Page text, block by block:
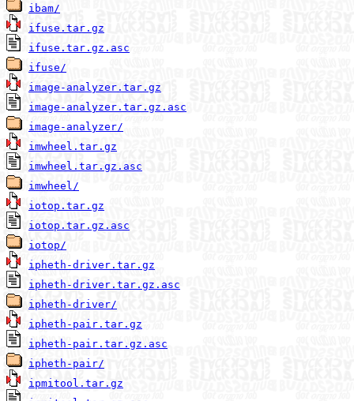
ibam/
ifuse.tar.gz
ifuse.tar.gz.asc
ifuse/
image-analyzer.tar.gz
image-analyzer.tar.gz.asc
image-analyzer/
imwheel.tar.gz
imwheel.tar.gz.asc
imwheel/
iotop.tar.gz
iotop.tar.gz.asc
iotop/
ipheth-driver.tar.gz
ipheth-driver.tar.gz.asc
ipheth-driver/
ipheth-pair.tar.gz
ipheth-pair.tar.gz.asc
ipheth-pair/
ipmitool.tar.gz